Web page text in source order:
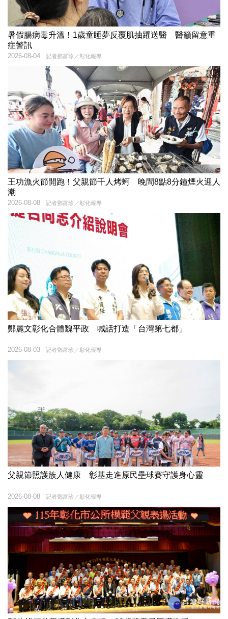
暑假腸病毒升溫！1歲童睡夢反覆肌抽躍送醫 醫籲留意重
症警訊
記者鄧富珍／彰化報導
2026-08-04
王功漁火節開跑！父親節千人烤蚵 晚間8點8分鐘煙火迎人
潮
記者鄧富珍／彰化報導
2026-08-08
鄭麗文彰化合體魏平政 喊話打造「台灣第七都」
記者鄧富珍／彰化報導
2026-08-03
父親節照護族人健康 彰基走進原民壘球賽守護身心靈
記者鄧富珍／彰化報導
2026-08-08